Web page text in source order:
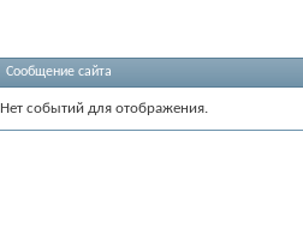
Сообщение сайта
Нет событий для отображения.